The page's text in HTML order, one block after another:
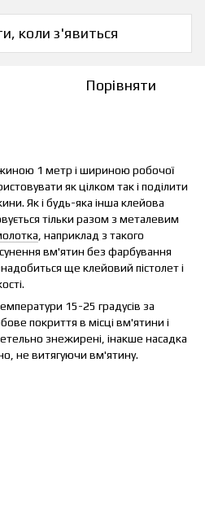
коли з'явиться
Порівняти
1 метр і шириною робочої
як цілком так і поділити
Як і будь-яка інша клейова
тільки разом з металевим
, наприклад з такого
вм'ятин без фарбування
ще клейовий пістолет і
15-25 градусів за
покриття в місці вм'ятини і
знежирені, інакше насадка
не витягуючи вм'ятину.